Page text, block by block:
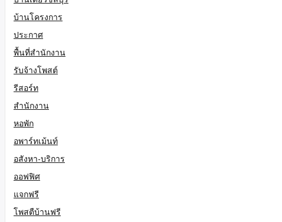
บ้านโครงการ
ประกาศ
พื้นที่สำนักงาน
รับจ้างโพสต์
รีสอร์ท
สำนักงาน
หอพัก
อพาร์ทเม้นท์
อสังหา-บริการ
ออฟฟิศ
แจกฟรี
โพสตืบ้านฟรี